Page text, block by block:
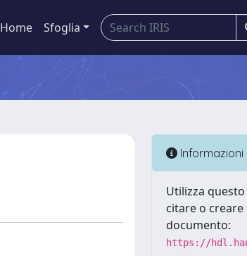
Home Sfoglia
Informazioni
Utilizza
citare o
documento:
https://